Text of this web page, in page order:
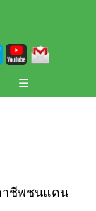
☰
าชีพชนแดน